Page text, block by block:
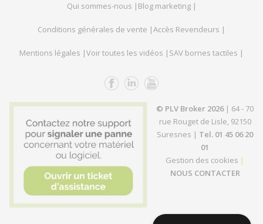
Qui sommes-nous | Blog marketing |
Conditions générales de vente |Accès Revendeurs |
Mentions légales |Voir toutes les vidéos | SAV bornes tactiles |
© PLV Broker 2026| 64 - 70
rue Rouget de Lisle, 92150
Suresnes | Tel. 01 45 06 20
01
Gestion des cookies |
NOUS CONTACTER